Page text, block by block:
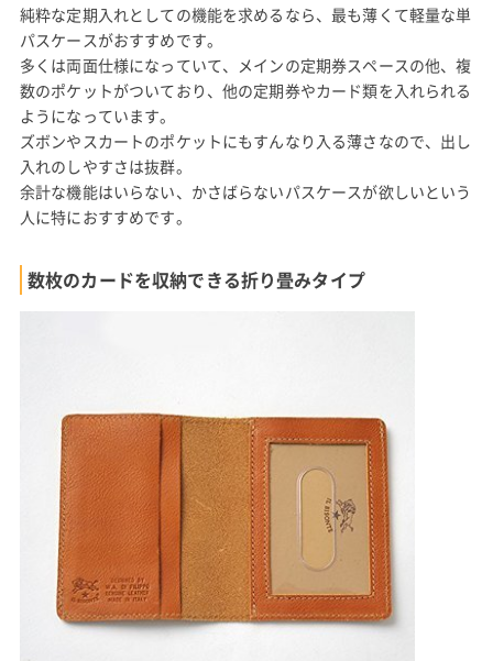
純粋な定期入れとしての機能を求めるなら、最も薄くて軽量な単
パスケースがおすすめです。
多くは両面仕様になっていて、メインの定期券スペースの他、複
数のポケットがついており、他の定期券やカード類を入れられる
ようになっています。
ズボンやスカートのポケットにもすんなり入る薄さなので、出し
入れのしやすさは抜群。
余計な機能はいらない、かさばらないパスケースが欲しいという
人に特におすすめです。
数枚のカードを収納できる折り畳みタイプ